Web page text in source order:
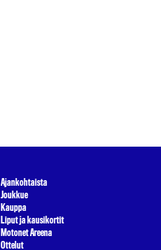
Ajankohtaista
Joukkue
Kauppa
Liput ja kausikortit
Motonet Areena
Ottelut